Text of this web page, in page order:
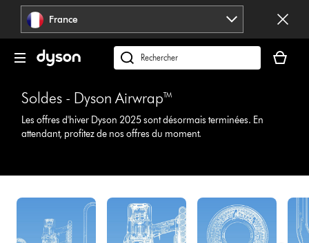
Sauter
pages
France
Rechercher
produits
panier
Soldes - Dyson Airwrap™
Les offres d'hiver Dyson 2025 sont désormais terminées. En
attendant, profitez de nos offres du moment.